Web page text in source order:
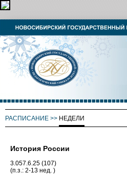
РАСПИСАНИЕ >> НЕДЕЛИ
История России
3.057.6.25 (107)
(п.з.: 2-13 нед. )